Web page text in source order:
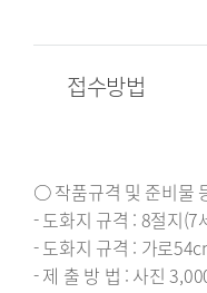
접수방법
○ 작품규격 및 준비물
- 도화지 규격 : 8절지
- 도화지 규격 : 가로
- 제 출 방 법 : 사진